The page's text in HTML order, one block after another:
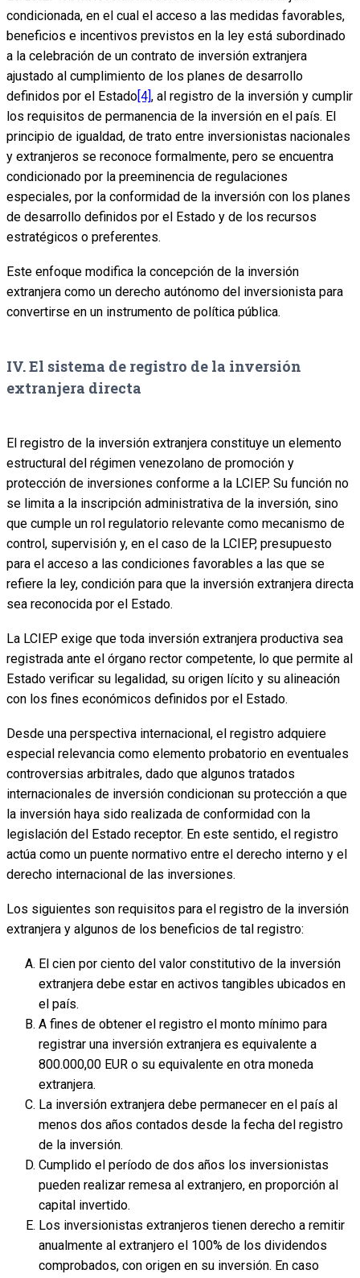
condicionada, en el cual el acceso a las medidas favorables,
beneficios e incentivos previstos en la ley está subordinado
a la celebración de un contrato de inversión extranjera
ajustado al cumplimiento de los planes de desarrollo
definidos por el Estado[4], al registro de la inversión y cumplir
los requisitos de permanencia de la inversión en el país. El
principio de igualdad, de trato entre inversionistas nacionales
y extranjeros se reconoce formalmente, pero se encuentra
condicionado por la preeminencia de regulaciones
especiales, por la conformidad de la inversión con los planes
de desarrollo definidos por el Estado y de los recursos
estratégicos o preferentes.
Este enfoque modifica la concepción de la inversión
extranjera como un derecho autónomo del inversionista para
convertirse en un instrumento de política pública.
IV. El sistema de registro de la inversión
extranjera directa
El registro de la inversión extranjera constituye un elemento
estructural del régimen venezolano de promoción y
protección de inversiones conforme a la LCIEP. Su función no
se limita a la inscripción administrativa de la inversión, sino
que cumple un rol regulatorio relevante como mecanismo de
control, supervisión y, en el caso de la LCIEP, presupuesto
para el acceso a las condiciones favorables a las que se
refiere la ley, condición para que la inversión extranjera directa
sea reconocida por el Estado.
La LCIEP exige que toda inversión extranjera productiva sea
registrada ante el órgano rector competente, lo que permite al
Estado verificar su legalidad, su origen lícito y su alineación
con los fines económicos definidos por el Estado.
Desde una perspectiva internacional, el registro adquiere
especial relevancia como elemento probatorio en eventuales
controversias arbitrales, dado que algunos tratados
internacionales de inversión condicionan su protección a que
la inversión haya sido realizada de conformidad con la
legislación del Estado receptor. En este sentido, el registro
actúa como un puente normativo entre el derecho interno y el
derecho internacional de las inversiones.
Los siguientes son requisitos para el registro de la inversión
extranjera y algunos de los beneficios de tal registro:
El cien por ciento del valor constitutivo de la inversión
extranjera debe estar en activos tangibles ubicados en
el país.
A fines de obtener el registro el monto mínimo para
registrar una inversión extranjera es equivalente a
800.000,00 EUR o su equivalente en otra moneda
extranjera.
La inversión extranjera debe permanecer en el país al
menos dos años contados desde la fecha del registro
de la inversión.
Cumplido el período de dos años los inversionistas
pueden realizar remesa al extranjero, en proporción al
capital invertido.
Los inversionistas extranjeros tienen derecho a remitir
anualmente al extranjero el 100% de los dividendos
comprobados, con origen en su inversión. En caso